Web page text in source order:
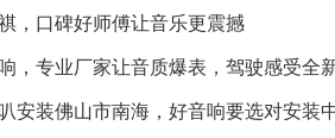
，口碑好师傅让音乐更震撼
，专业厂家让音质爆表，驾驶感受全
安装佛山市南海，好音响要选对安装